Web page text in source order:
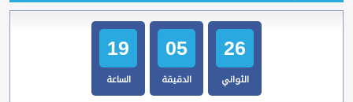
19
الساعة
05
الدقيقة
27
الثواني